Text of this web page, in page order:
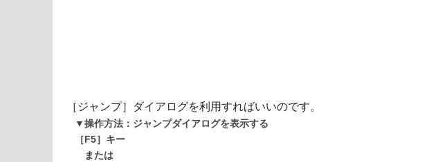
［ジャンプ］ダイアログを利用すればいいのです。
▼操作方法：ジャンプダイアログを表示する
［F5］キー
または